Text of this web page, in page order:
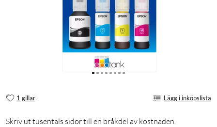
1 gillar Lägg i inköpslista
Skriv ut tusentals sidor till en bråkdel av kostnaden.